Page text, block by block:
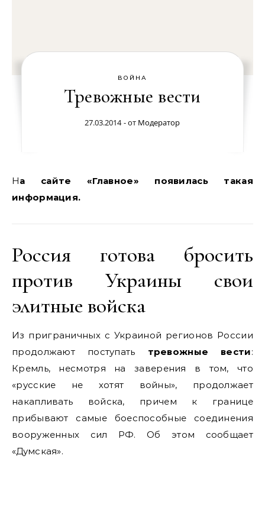
ВОЙНА
Тревожные вести
27.03.2014 - от Модератор
На сайте «Главное» появилась такая
информация.
Россия готова бросить
против Украины свои
элитные войска
Из приграничных с Украиной регионов России
продолжают поступать тревожные вести:
Кремль, несмотря на заверения в том, что
«русские не хотят войны», продолжает
накапливать войска, причем к границе
прибывают самые боеспособные соединения
вооруженных сил РФ. Об этом сообщает
«Думская».